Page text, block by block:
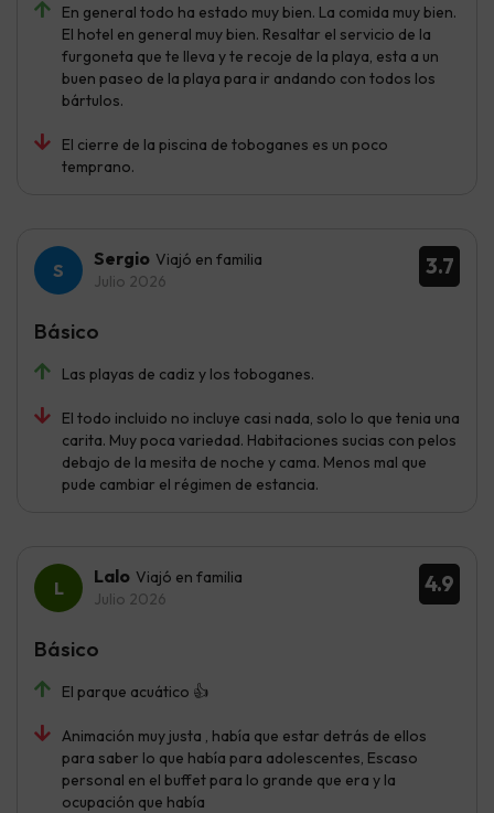
En general todo ha estado muy bien. La comida muy bien.
El hotel en general muy bien. Resaltar el servicio de la
furgoneta que te lleva y te recoje de la playa, esta a un
buen paseo de la playa para ir andando con todos los
bártulos.
El cierre de la piscina de toboganes es un poco
temprano.
3.7
Sergio Viajó en familia
Julio 2026
Las playas de cadiz y los toboganes.
El todo incluido no incluye casi nada, solo lo que tenia una
carita. Muy poca variedad. Habitaciones sucias con pelos
debajo de la mesita de noche y cama. Menos mal que
pude cambiar el régimen de estancia.
Básico
4.9
Lalo Viajó en familia
Julio 2026
El parque acuático 👍
Animación muy justa , había que estar detrás de ellos
para saber lo que había para adolescentes, Escaso
personal en el buffet para lo grande que era y la
ocupación que había
Básico